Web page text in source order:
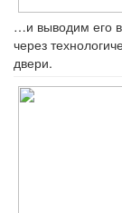
…и выводим его
через
двери.